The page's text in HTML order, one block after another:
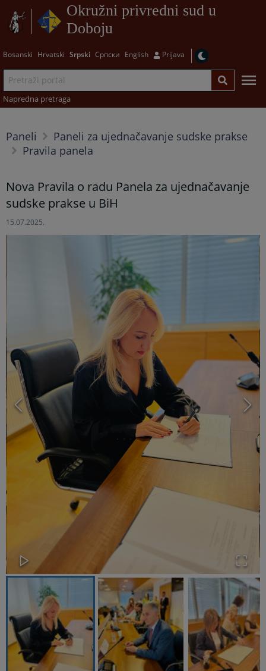
Okružni privredni sud u
Doboju
Bosanski Hrvatski Srpski Српски English Prijava
Napredna pretraga
Paneli
Paneli za ujednačavanje sudske prakse
Pravila panela
Nova Pravila o radu Panela za ujednačavanje
sudske prakse u BiH
15.07.2025.